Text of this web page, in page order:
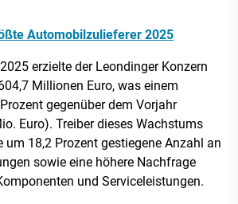
Automobilzulieferer 2025
erzielte der Leondinger Konzern
Millionen Euro, was einem
gegenüber dem Vorjahr
Euro). Treiber dieses Wachstums
um 18,2 Prozent gestiegene Anzahl an
sowie eine höhere Nachfrage
und Serviceleistungen.